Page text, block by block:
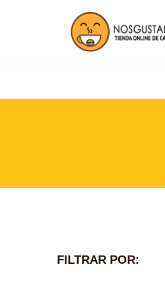
FILTRAR POR: